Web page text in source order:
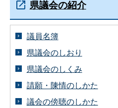
県議会の紹介
議員名簿
県議会のしおり
県議会のしくみ
請願・陳情のしかた
議会の傍聴のしかた